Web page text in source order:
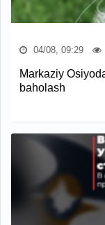
04/08, 09:29
Markaziy
baholash